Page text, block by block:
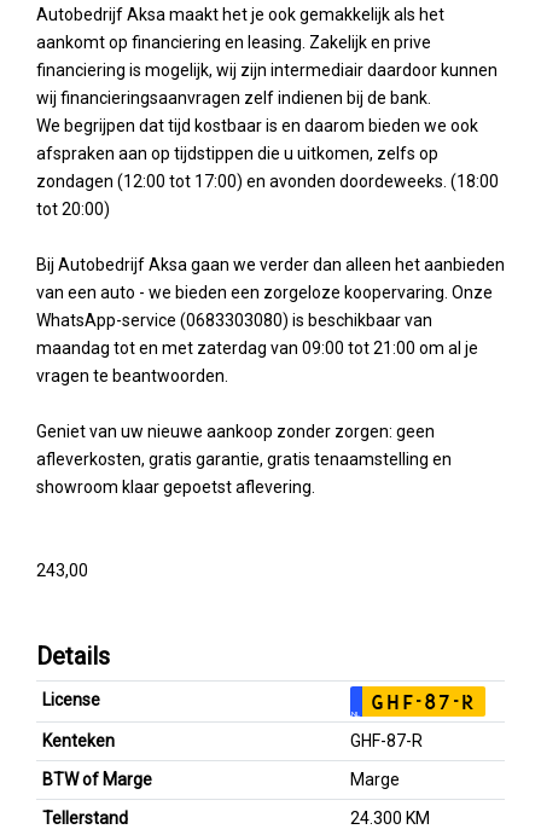
Autobedrijf Aksa maakt het je ook gemakkelijk als het
aankomt op financiering en leasing. Zakelijk en prive
financiering is mogelijk, wij zijn intermediair daardoor kunnen
wij financieringsaanvragen zelf indienen bij de bank.
We begrijpen dat tijd kostbaar is en daarom bieden we ook
afspraken aan op tijdstippen die u uitkomen, zelfs op
zondagen (12:00 tot 17:00) en avonden doordeweeks. (18:00
tot 20:00)
Bij Autobedrijf Aksa gaan we verder dan alleen het aanbieden
van een auto - we bieden een zorgeloze koopervaring. Onze
WhatsApp-service (0683303080) is beschikbaar van
maandag tot en met zaterdag van 09:00 tot 21:00 om al je
vragen te beantwoorden.
Geniet van uw nieuwe aankoop zonder zorgen: geen
afleverkosten, gratis garantie, gratis tenaamstelling en
showroom klaar gepoetst aflevering.
243,00
Details
License
NL GHF-87-R
Kenteken
GHF-87-R
BTW of Marge
Marge
Tellerstand
24.300 KM